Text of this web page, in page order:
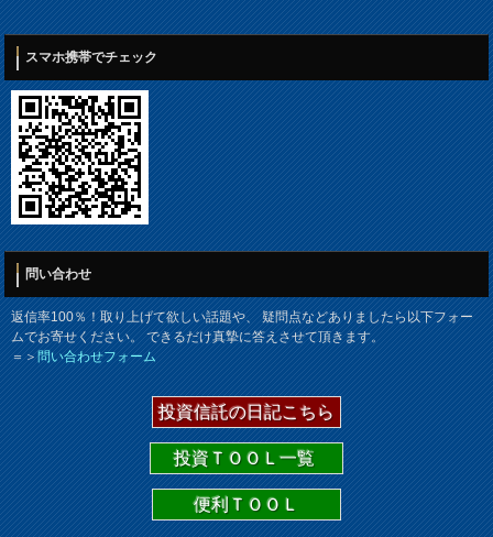
スマホ携帯でチェック
問い合わせ
返信率100％！取り上げて欲しい話題や、 疑問点などありましたら以下フォー
ムでお寄せください。 できるだけ真摯に答えさせて頂きます。
＝＞問い合わせフォーム
投資信託の日記こちら
投資ＴＯＯＬ一覧
便利ＴＯＯＬ